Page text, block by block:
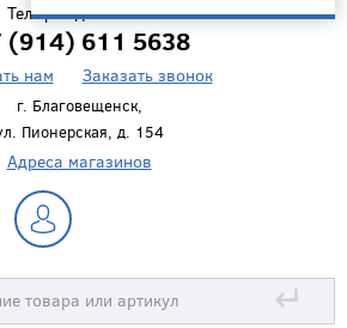
Телефон для связи
(914) 611 5638
нам Заказать звонок
г. Благовещенск,
Пионерская, д. 154
Адреса магазинов
↵